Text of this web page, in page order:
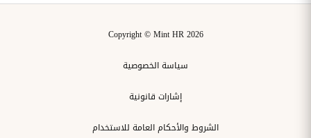
Copyright © Mint HR 2026
سياسة الخصوصية
إشارات قانونية
الشروط والأحكام العامة للاستخدام